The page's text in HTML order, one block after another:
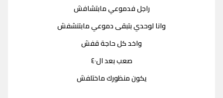
راجل فدموعي مابتشافش
وانا لوحدي بتبقى دموعي مابتنشفش
واخد كل حاجة قفش
صعب بعد ال٤٠
يكون منظورك ماختلفش